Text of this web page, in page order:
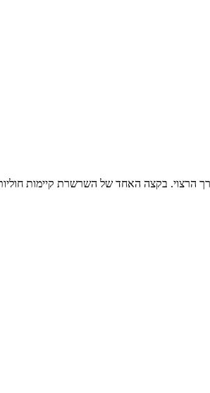
הרצוי. בקצה האחד של השרשרת קיימות